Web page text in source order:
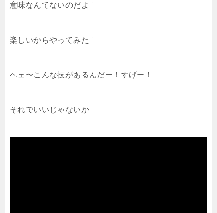
意味なんてないのだよ！
楽しいからやってみた！
ヘェ〜こんな技があるんだー！すげー！
それでいいじゃないか！